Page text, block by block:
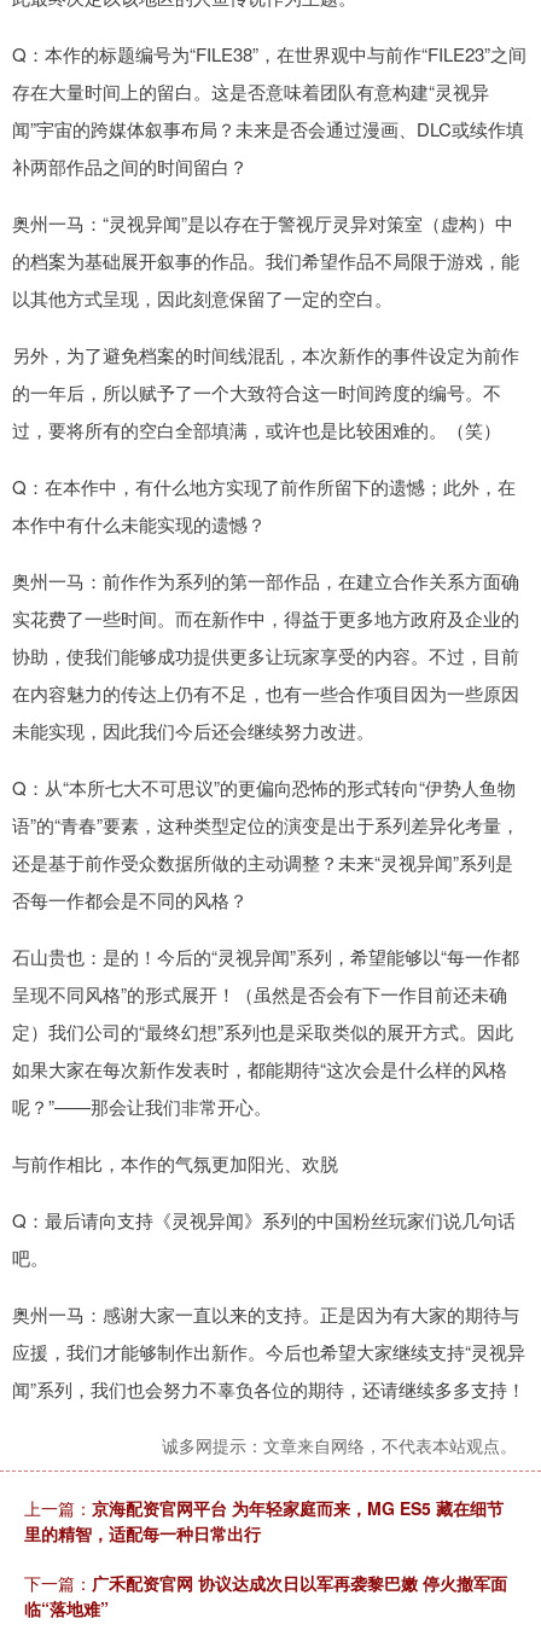
Q：本作的标题编号为“FILE38”，在世界观中与前作“FILE23”之间
存在大量时间上的留白。这是否意味着团队有意构建“灵视异
闻”宇宙的跨媒体叙事布局？未来是否会通过漫画、DLC或续作填
补两部作品之间的时间留白？
奥州一马：“灵视异闻”是以存在于警视厅灵异对策室（虚构）中
的档案为基础展开叙事的作品。我们希望作品不局限于游戏，能
以其他方式呈现，因此刻意保留了一定的空白。
另外，为了避免档案的时间线混乱，本次新作的事件设定为前作
的一年后，所以赋予了一个大致符合这一时间跨度的编号。不
过，要将所有的空白全部填满，或许也是比较困难的。（笑）
Q：在本作中，有什么地方实现了前作所留下的遗憾；此外，在
本作中有什么未能实现的遗憾？
奥州一马：前作作为系列的第一部作品，在建立合作关系方面确
实花费了一些时间。而在新作中，得益于更多地方政府及企业的
协助，使我们能够成功提供更多让玩家享受的内容。不过，目前
在内容魅力的传达上仍有不足，也有一些合作项目因为一些原因
未能实现，因此我们今后还会继续努力改进。
Q：从“本所七大不可思议”的更偏向恐怖的形式转向“伊势人鱼物
语”的“青春”要素，这种类型定位的演变是出于系列差异化考量，
还是基于前作受众数据所做的主动调整？未来“灵视异闻”系列是
否每一作都会是不同的风格？
石山贵也：是的！今后的“灵视异闻”系列，希望能够以“每一作都
呈现不同风格”的形式展开！（虽然是否会有下一作目前还未确
定）我们公司的“最终幻想”系列也是采取类似的展开方式。因此
如果大家在每次新作发表时，都能期待“这次会是什么样的风格
呢？”——那会让我们非常开心。
与前作相比，本作的气氛更加阳光、欢脱
Q：最后请向支持《灵视异闻》系列的中国粉丝玩家们说几句话
吧。
奥州一马：感谢大家一直以来的支持。正是因为有大家的期待与
应援，我们才能够制作出新作。今后也希望大家继续支持“灵视异
闻”系列，我们也会努力不辜负各位的期待，还请继续多多支持！
诚多网提示：文章来自网络，不代表本站观点。
上一篇： 京海配资官网平台 为年轻家庭而来，MG ES5 藏在细节
里的精智，适配每一种日常出行
下一篇： 广禾配资官网 协议达成次日以军再袭黎巴嫩 停火撤军面
临“落地难”